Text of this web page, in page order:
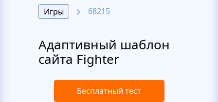
Игры
68215
Адаптивный шаблон
сайта Fighter
Бесплатный тест